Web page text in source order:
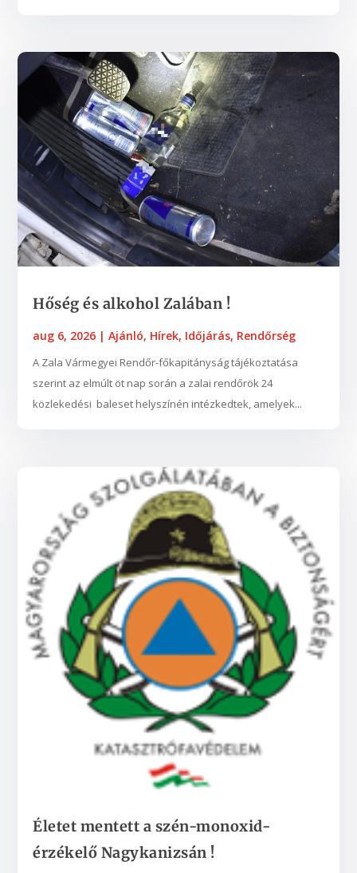
Hőség és alkohol Zalában !
aug 6, 2026 |Ajánló, Hírek, Időjárás, Rendőrség
A Zala Vármegyei Rendőr-főkapitányság tájékoztatása
szerint az elmúlt öt nap során a zalai rendőrök 24
közlekedési baleset helyszínén intézkedtek, amelyek...
Életet mentett a szén-monoxid-
érzékelő Nagykanizsán !